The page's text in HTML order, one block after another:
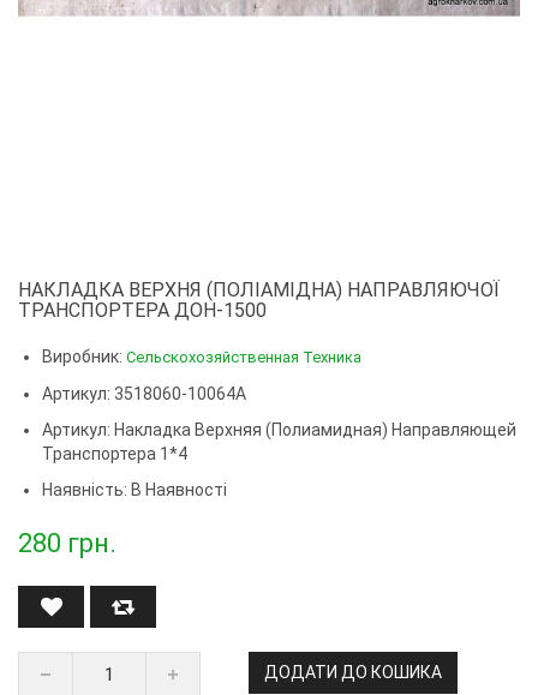
НАКЛАДКА ВЕРХНЯ (ПОЛІАМІДНА) НАПРАВЛЯЮЧОЇ
ТРАНСПОРТЕРА ДОН-1500
Виробник: Сельскохозяйственная Техника
Артикул: 3518060-10064А
Артикул: Накладка Верхняя (полиамидная) Направляющей
Транспортера 1*4
Наявність: В Наявності
280 грн.
ДОДАТИ ДО КОШИКА